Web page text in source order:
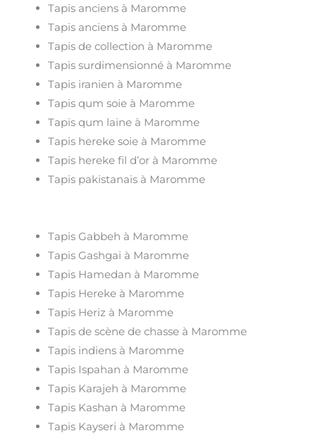
Tapis anciens à Maromme
Tapis anciens à Maromme
Tapis de collection à Maromme
Tapis surdimensionné à Maromme
Tapis iranien à Maromme
Tapis qum soie à Maromme
Tapis qum laine à Maromme
Tapis hereke soie à Maromme
Tapis hereke fil d’or à Maromme
Tapis pakistanais à Maromme
Tapis Gabbeh à Maromme
Tapis Gashgai à Maromme
Tapis Hamedan à Maromme
Tapis Hereke à Maromme
Tapis Heriz à Maromme
Tapis de scène de chasse à Maromme
Tapis indiens à Maromme
Tapis Ispahan à Maromme
Tapis Karajeh à Maromme
Tapis Kashan à Maromme
Tapis Kayseri à Maromme